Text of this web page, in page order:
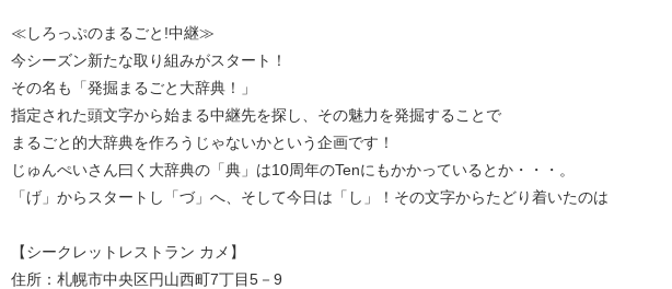
≪しろっぷのまるごと!中継≫
今シーズン新たな取り組みがスタート！
その名も「発掘まるごと大辞典！」
指定された頭文字から始まる中継先を探し、その魅力を発掘することで
まるごと的大辞典を作ろうじゃないかという企画です！
じゅんぺいさん曰く大辞典の「典」は10周年のTenにもかかっているとか・・・。
「げ」からスタートし「づ」へ、そして今日は「し」！その文字からたどり着いたのは
【シークレットレストラン カメ】
住所：札幌市中央区円山西町7丁目5－9